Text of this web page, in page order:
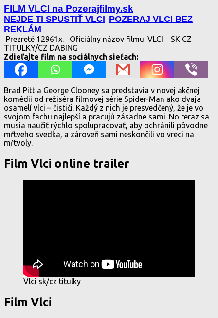
FILM VLCI na Pozerajfilmy.sk
NEJDE TI SPUSTIŤ VLCI POZERAJ VLCI BEZ
REKLÁM
Prezreté 12961x. Oficiálny názov filmu: VLCI
SK CZ
TITULKY/CZ DABING
Zdieľajte film na sociálnych sieťach:
Brad Pitt a George Clooney sa predstavia v novej akčnej
komédii od režiséra filmovej série Spider-Man ako dvaja
osamelí vlci – čističi. Každý z nich je presvedčený, že je vo
svojom fachu najlepší a pracujú zásadne sami. No teraz sa
musia naučiť rýchlo spolupracovať, aby ochránili pôvodne
mŕtveho svedka, a zároveň sami neskončili vo vreci na
mŕtvoly.
Film Vlci online trailer
Vlci sk/cz titulky
Film Vlci